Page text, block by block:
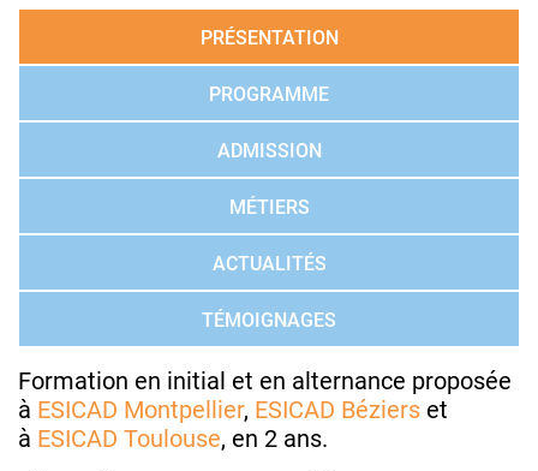
PRÉSENTATION
PROGRAMME
ADMISSION
MÉTIERS
ACTUALITÉS
TÉMOIGNAGES
Formation en initial et en alternance proposée
à ESICAD Montpellier, ESICAD Béziers et
à ESICAD Toulouse, en 2 ans.